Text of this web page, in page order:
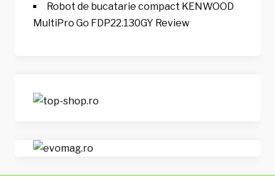
Robot de bucatarie compact KENWOOD
MultiPro Go FDP22.130GY Review